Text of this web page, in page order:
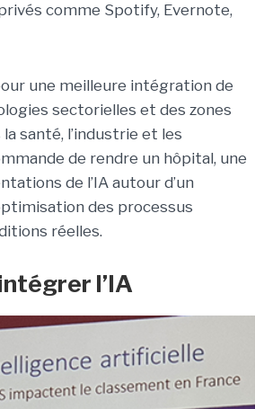
comme Spotify, Evernote,
une meilleure intégration de
sectorielles et des zones
santé, l’industrie et les
de rendre un hôpital, une
de l’IA autour d’un
des processus
réelles.
l’IA